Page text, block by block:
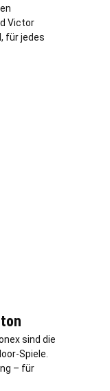
Victor
für jedes
sind die
Spiele.
– für